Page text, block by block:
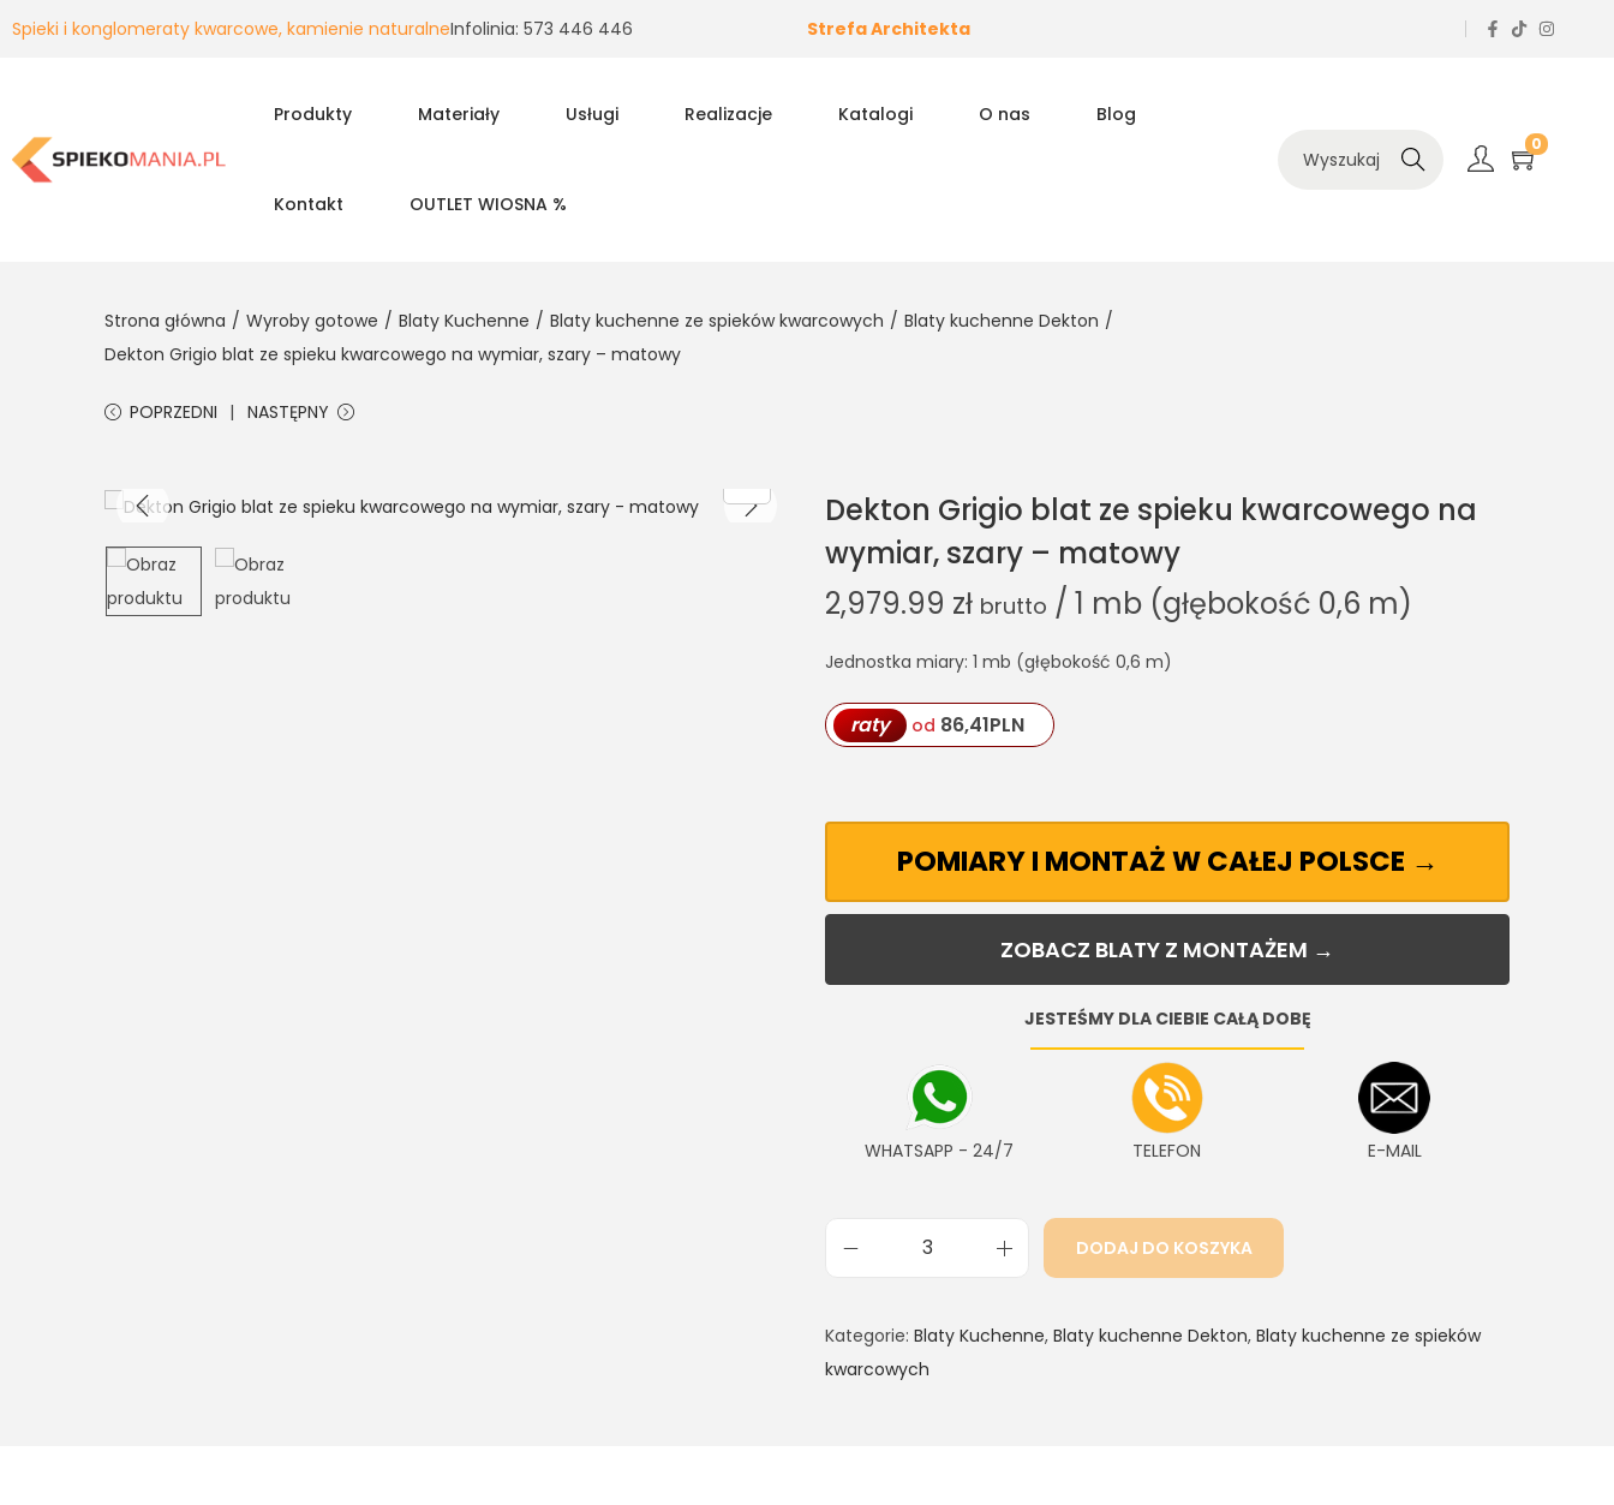
Spieki i konglomeraty kwarcowe, kamienie naturalneInfolinia: 573 446 446 Strefa Architekta
Produkty Materiały Usługi Realizacje Katalogi O nas Blog
Kontakt OUTLET WIOSNA %
Szukaj
0
Strona główna / Wyroby gotowe / Blaty Kuchenne / Blaty kuchenne ze spieków kwarcowych / Blaty kuchenne Dekton /
Dekton Grigio blat ze spieku kwarcowego na wymiar, szary – matowy
POPRZEDNI NASTĘPNY
Dekton Grigio blat ze spieku kwarcowego na
wymiar, szary – matowy
2,979.99 zł brutto / 1 mb (głębokość 0,6 m)
Jednostka miary: 1 mb (głębokość 0,6 m)
raty od 86,41PLN
POMIARY I MONTAŻ W CAŁEJ POLSCE →
ZOBACZ BLATY Z MONTAŻEM →
JESTEŚMY DLA CIEBIE CAŁĄ DOBĘ
WHATSAPP - 24/7 TELEFON E-MAIL
DODAJ DO KOSZYKA
Kategorie: Blaty Kuchenne, Blaty kuchenne Dekton, Blaty kuchenne ze spieków
kwarcowych